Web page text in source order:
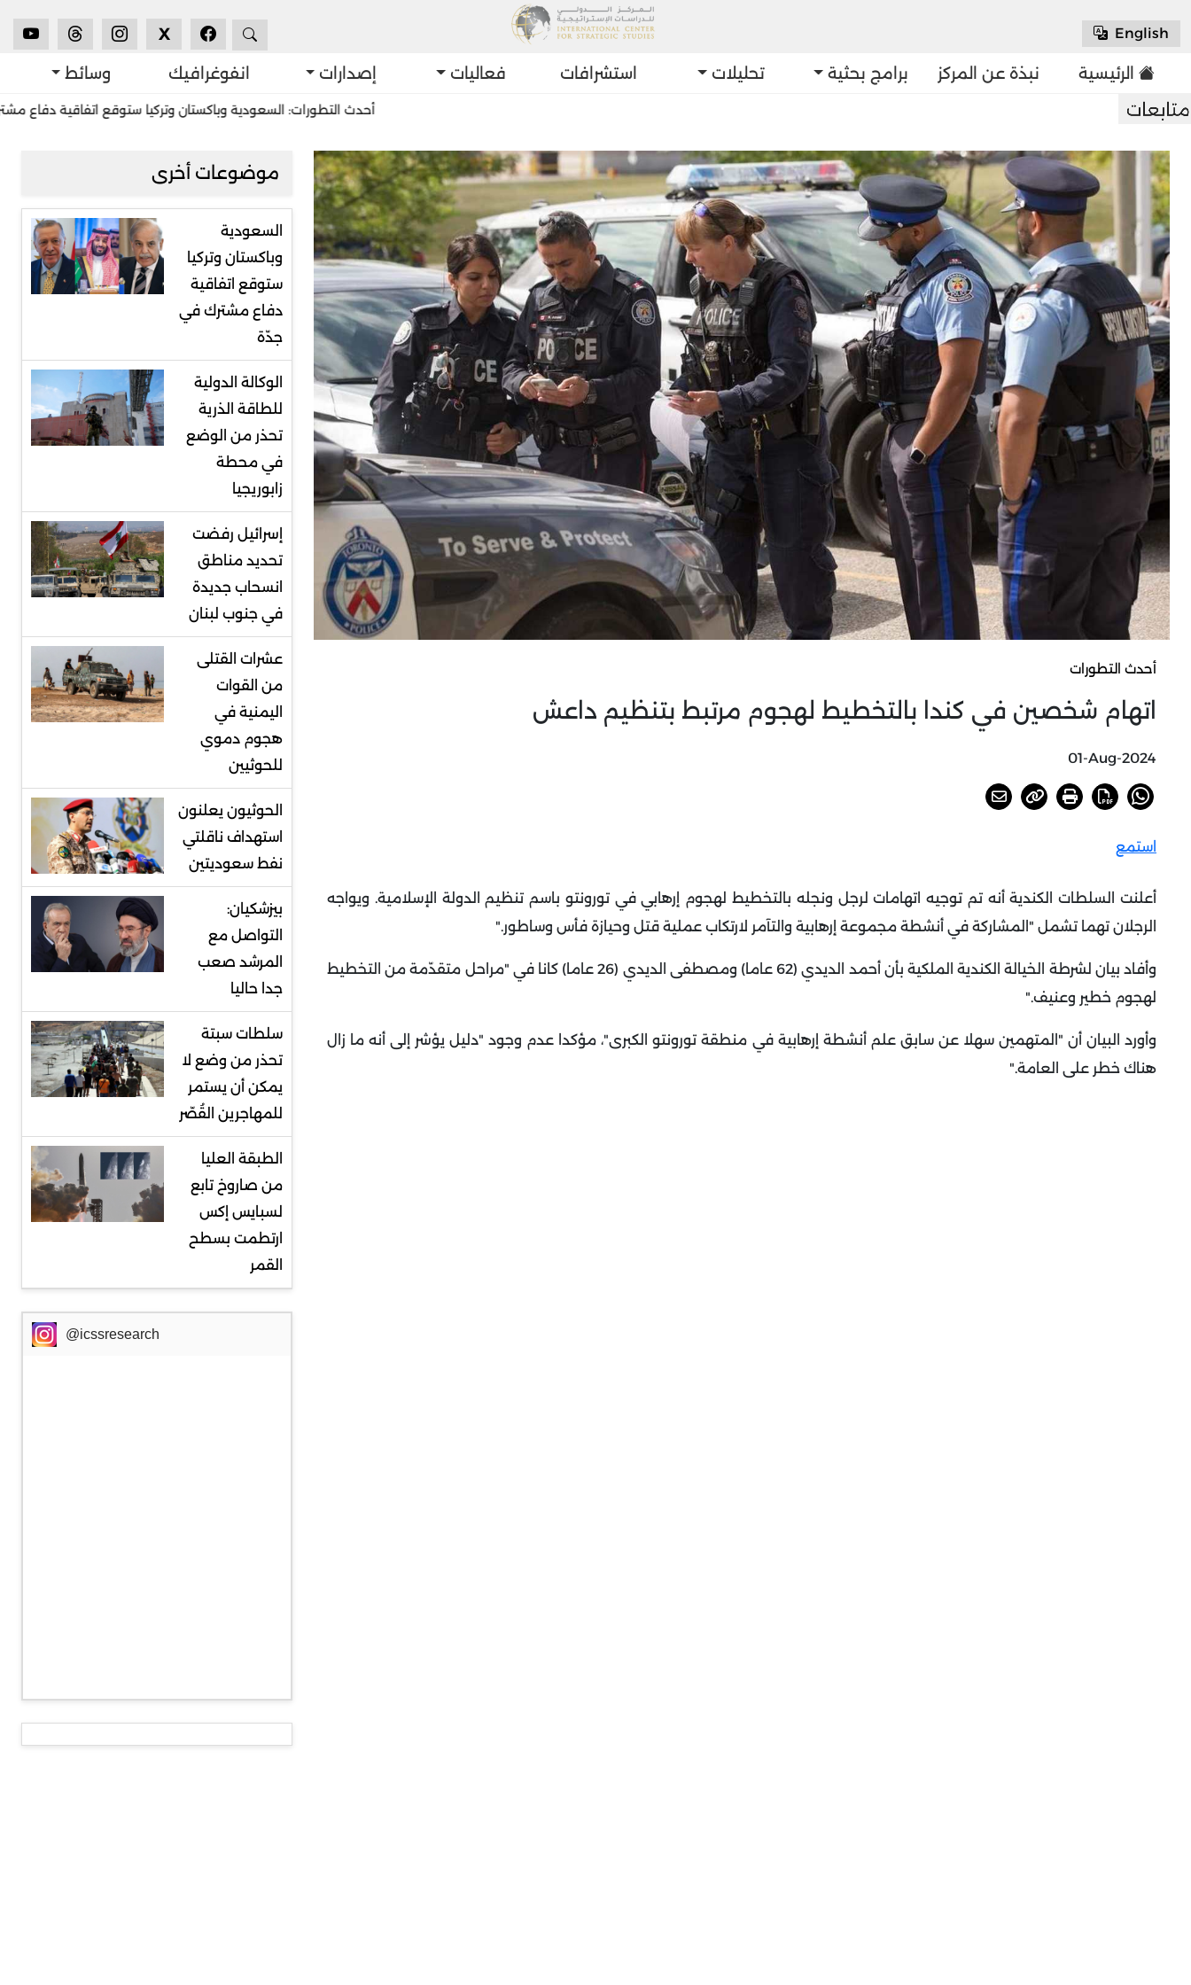
English
X
الرئيسية نبذة عن المركز برامج بحثية تحليلات استشرافات فعاليات إصدارات انفوغرافيك وسائط
أحدث التطورات: السعودية وباكستان وتركيا ستوقع اتفاقية دفاع مشترك في جدّة
أحدث التطورات
اتهام شخصين في كندا بالتخطيط لهجوم مرتبط بتنظيم داعش
01-Aug-2024
استمع
أعلنت السلطات الكندية أنه تم توجيه اتهامات لرجل ونجله بالتخطيط لهجوم إرهابي في تورونتو باسم تنظيم الدولة الإسلامية. ويواجه
الرجلان تهما تشمل "المشاركة في أنشطة مجموعة إرهابية والتآمر لارتكاب عملية قتل وحيازة فأس وساطور".
وأفاد بيان لشرطة الخيالة الكندية الملكية بأن أحمد الديدي (62 عاما) ومصطفى الديدي (26 عاما) كانا في "مراحل متقدّمة من التخطيط
لهجوم خطير وعنيف".
وأورد البيان أن "المتهمين سهلا عن سابق علم أنشطة إرهابية في منطقة تورونتو الكبرى"، مؤكدا عدم وجود "دليل يؤشر إلى أنه ما زال
هناك خطر على العامة".
موضوعات أخرى
السعودية
وباكستان وتركيا
ستوقع اتفاقية
دفاع مشترك في
جدّة
الوكالة الدولية
للطاقة الذرية
تحذر من الوضع
في محطة
زابوريجيا
إسرائيل رفضت
تحديد مناطق
انسحاب جديدة
في جنوب لبنان
عشرات القتلى
من القوات
اليمنية في
هجوم دموي
للحوثيين
الحوثيون يعلنون
استهداف ناقلتي
نفط سعوديتين
بيزشكيان:
التواصل مع
المرشد صعب
جدا حاليا
سلطات سبتة
تحذر من وضع لا
يمكن أن يستمر
للمهاجرين القُصّر
الطبقة العليا
من صاروخ تابع
لسبايس إكس
ارتطمت بسطح
القمر
@icssresearch